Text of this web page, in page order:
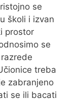
se
školi i izvan
prostor
se
treba
zabranjeno
se ili bacati